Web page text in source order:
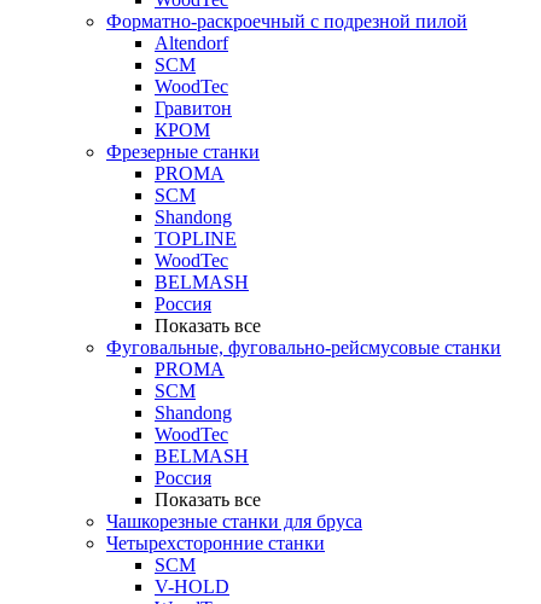
Форматно-раскроечный с подрезной пилой
Altendorf
SCM
WoodTec
Гравитон
КРОМ
Фрезерные станки
PROMA
SCM
Shandong
TOPLINE
WoodTec
BELMASH
Россия
Показать все
Фуговальные, фуговально-рейсмусовые станки
PROMA
SCM
Shandong
WoodTec
BELMASH
Россия
Показать все
Чашкорезные станки для бруса
Четырехсторонние станки
SCM
V-HOLD